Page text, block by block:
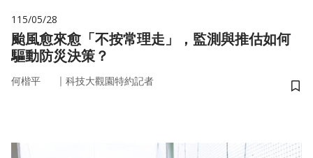
115/05/28
颱風愈來愈「不按常理走」，監測與推估如何
驅動防災決策？
何楷平 ｜ 科技大觀園特約記者
儲